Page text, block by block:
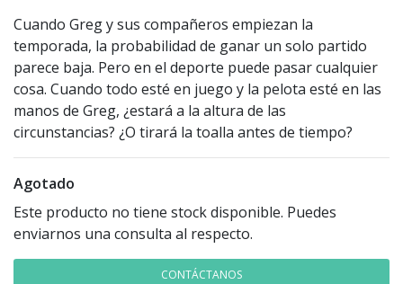
Cuando Greg y sus compañeros empiezan la
temporada, la probabilidad de ganar un solo partido
parece baja. Pero en el deporte puede pasar cualquier
cosa. Cuando todo esté en juego y la pelota esté en las
manos de Greg, ¿estará a la altura de las
circunstancias? ¿O tirará la toalla antes de tiempo?
Agotado
Este producto no tiene stock disponible. Puedes
enviarnos una consulta al respecto.
CONTÁCTANOS